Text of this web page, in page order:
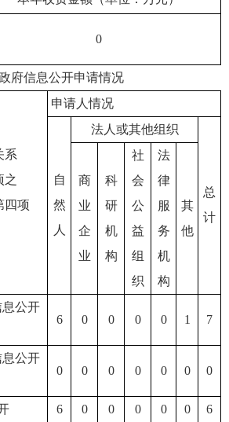
0
府信息公开申请情况
系
之
四项
申请人情况
自
然
人
法人或其他组织
总
计
商
业
企
业
科
研
机
构
社
会
公
益
组
织
法
律
服
务
机
构
其
他
公开
6 0 0 0 0 1 7
公开
0 0 0 0 0 0 0
6 0 0 0 0 0
6